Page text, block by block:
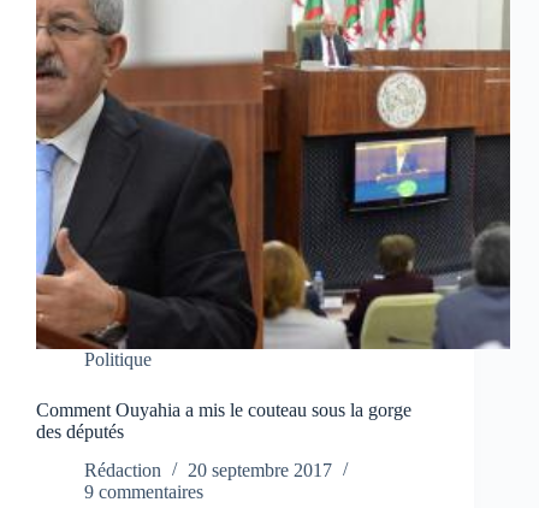
Politique
Comment Ouyahia a mis le couteau sous la gorge
des députés
Rédaction
20 septembre 2017
9 commentaires